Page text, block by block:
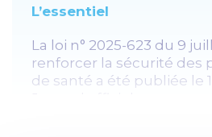
L’essentiel
La loi n° 2025-623 du 9
renforcer la sécurité des
de santé a été publiée le